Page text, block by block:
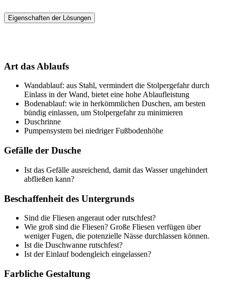
Eigenschaften der Lösungen
Art das Ablaufs
Wandablauf: aus Stahl, vermindert die Stolpergefahr durch
Einlass in der Wand, bietet eine hohe Ablaufleistung
Bodenablauf: wie in herkömmlichen Duschen, am besten
bündig einlassen, um Stolpergefahr zu minimieren
Duschrinne
Pumpensystem bei niedriger Fußbodenhöhe
Gefälle der Dusche
Ist das Gefälle ausreichend, damit das Wasser ungehindert
abfließen kann?
Beschaffenheit des Untergrunds
Sind die Fliesen angeraut oder rutschfest?
Wie groß sind die Fliesen? Große Fliesen verfügen über
weniger Fugen, die potenzielle Nässe durchlassen können.
Ist die Duschwanne rutschfest?
Ist der Einlauf bodengleich eingelassen?
Farbliche Gestaltung